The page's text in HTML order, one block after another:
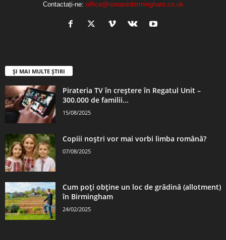
Contactați-ne: office@romaninbirmingham.co.uk
ȘI MAI MULTE ȘTIRI
Pirateria TV în creștere în Regatul Unit –
300.000 de familii...
15/08/2025
Copiii noștri vor mai vorbi limba română?
07/08/2025
Cum poți obține un loc de grădină (allotment)
în Birmingham
24/02/2025